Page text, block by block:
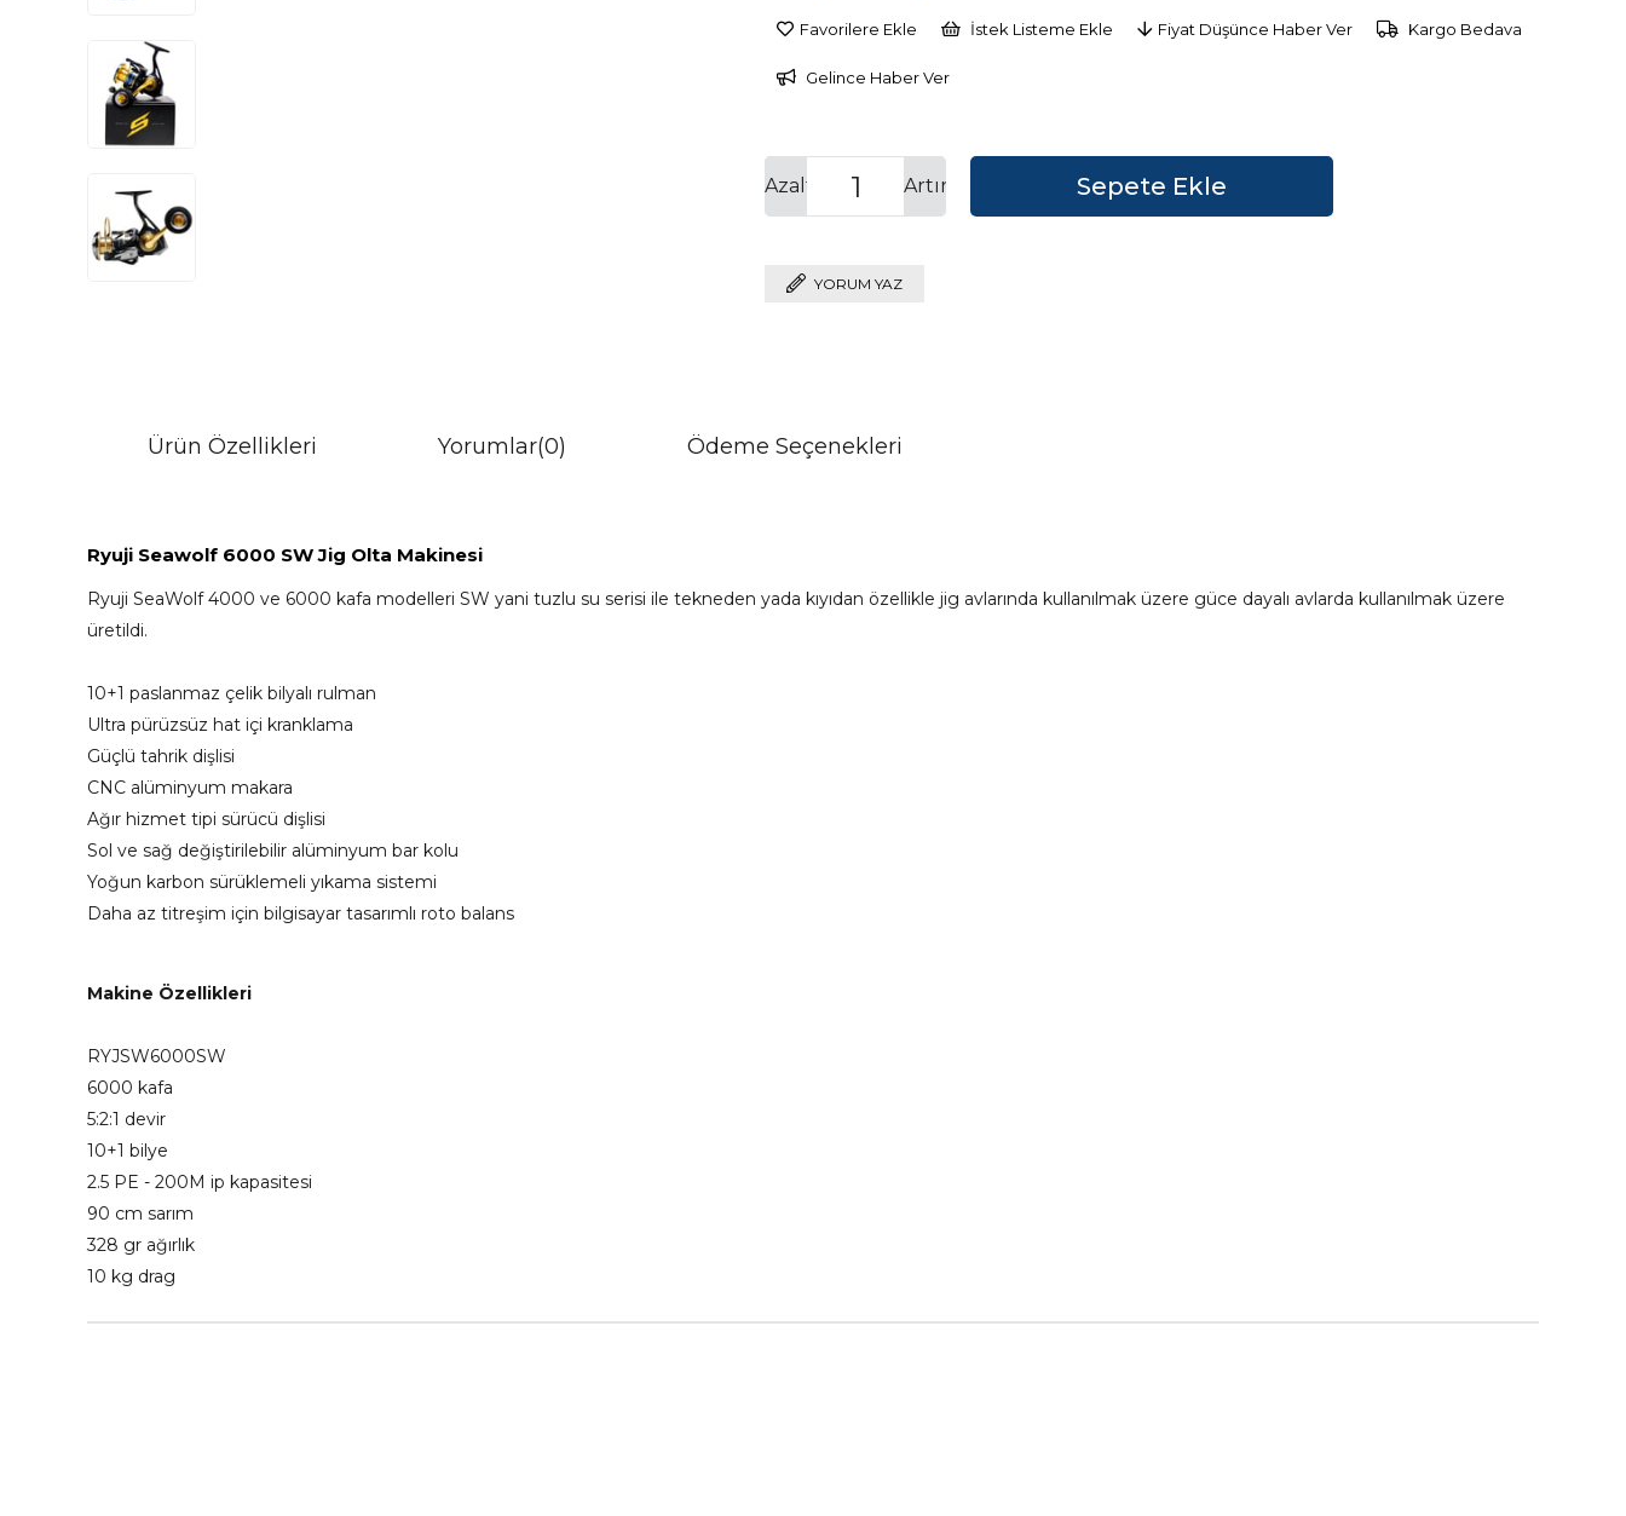
Favorilere Ekle İstek Listeme Ekle Fiyat Düşünce Haber Ver Kargo Bedava
Gelince Haber Ver
Artır
Azalt
YORUM YAZ
Ürün Özellikleri Yorumlar(0) Ödeme Seçenekleri
Ryuji Seawolf 6000 SW Jig Olta Makinesi
Ryuji SeaWolf 4000 ve 6000 kafa modelleri SW yani tuzlu su serisi ile tekneden yada kıyıdan özellikle jig avlarında kullanılmak üzere güce dayalı avlarda kullanılmak üzere
üretildi.
10+1 paslanmaz çelik bilyalı rulman
Ultra pürüzsüz hat içi kranklama
Güçlü tahrik dişlisi
CNC alüminyum makara
Ağır hizmet tipi sürücü dişlisi
Sol ve sağ değiştirilebilir alüminyum bar kolu
Yoğun karbon sürüklemeli yıkama sistemi
Daha az titreşim için bilgisayar tasarımlı roto balans
Makine Özellikleri
RYJSW6000SW
6000 kafa
5:2:1 devir
10+1 bilye
2.5 PE - 200M ip kapasitesi
90 cm sarım
328 gr ağırlık
10 kg drag